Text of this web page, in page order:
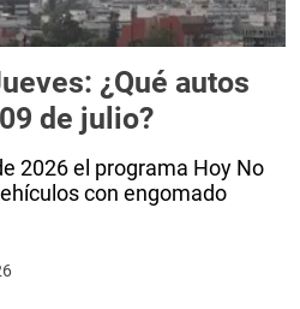
¿Qué autos
de julio?
2026 el programa Hoy No
con engomado